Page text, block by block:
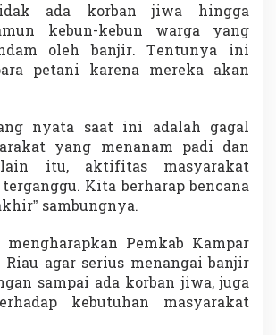
ada korban jiwa hingga
kebun-kebun warga yang
oleh banjir. Tentunya ini
petani karena mereka akan
nyata saat ini adalah gagal
yang menanam padi dan
itu, aktifitas masyarakat
Kita berharap bencana
sambungnya.
Pemkab Kampar
Riau agar serius menangai banjir
sampai ada korban jiwa, juga
kebutuhan masyarakat